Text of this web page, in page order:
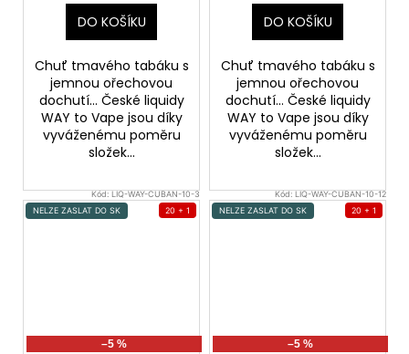
DO KOŠÍKU
Chuť tmavého tabáku s
jemnou ořechovou
dochutí... České liquidy
WAY to Vape jsou díky
vyváženému poměru
složek...
DO KOŠÍKU
Chuť tmavého tabáku s
jemnou ořechovou
dochutí... České liquidy
WAY to Vape jsou díky
vyváženému poměru
složek...
Kód:LIQ-WAY-CUBAN-10-3
NELZE ZASLAT DO SK
–5 %
20 + 1
Kód:LIQ-WAY-CUBAN-10-12
NELZE ZASLAT DO SK
–5 %
20 + 1